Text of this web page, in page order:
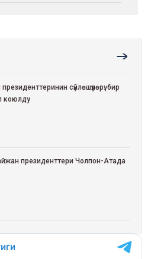
сүйлөшүүлөрү: бир
коюлду
президенттери Чолпон-Атада